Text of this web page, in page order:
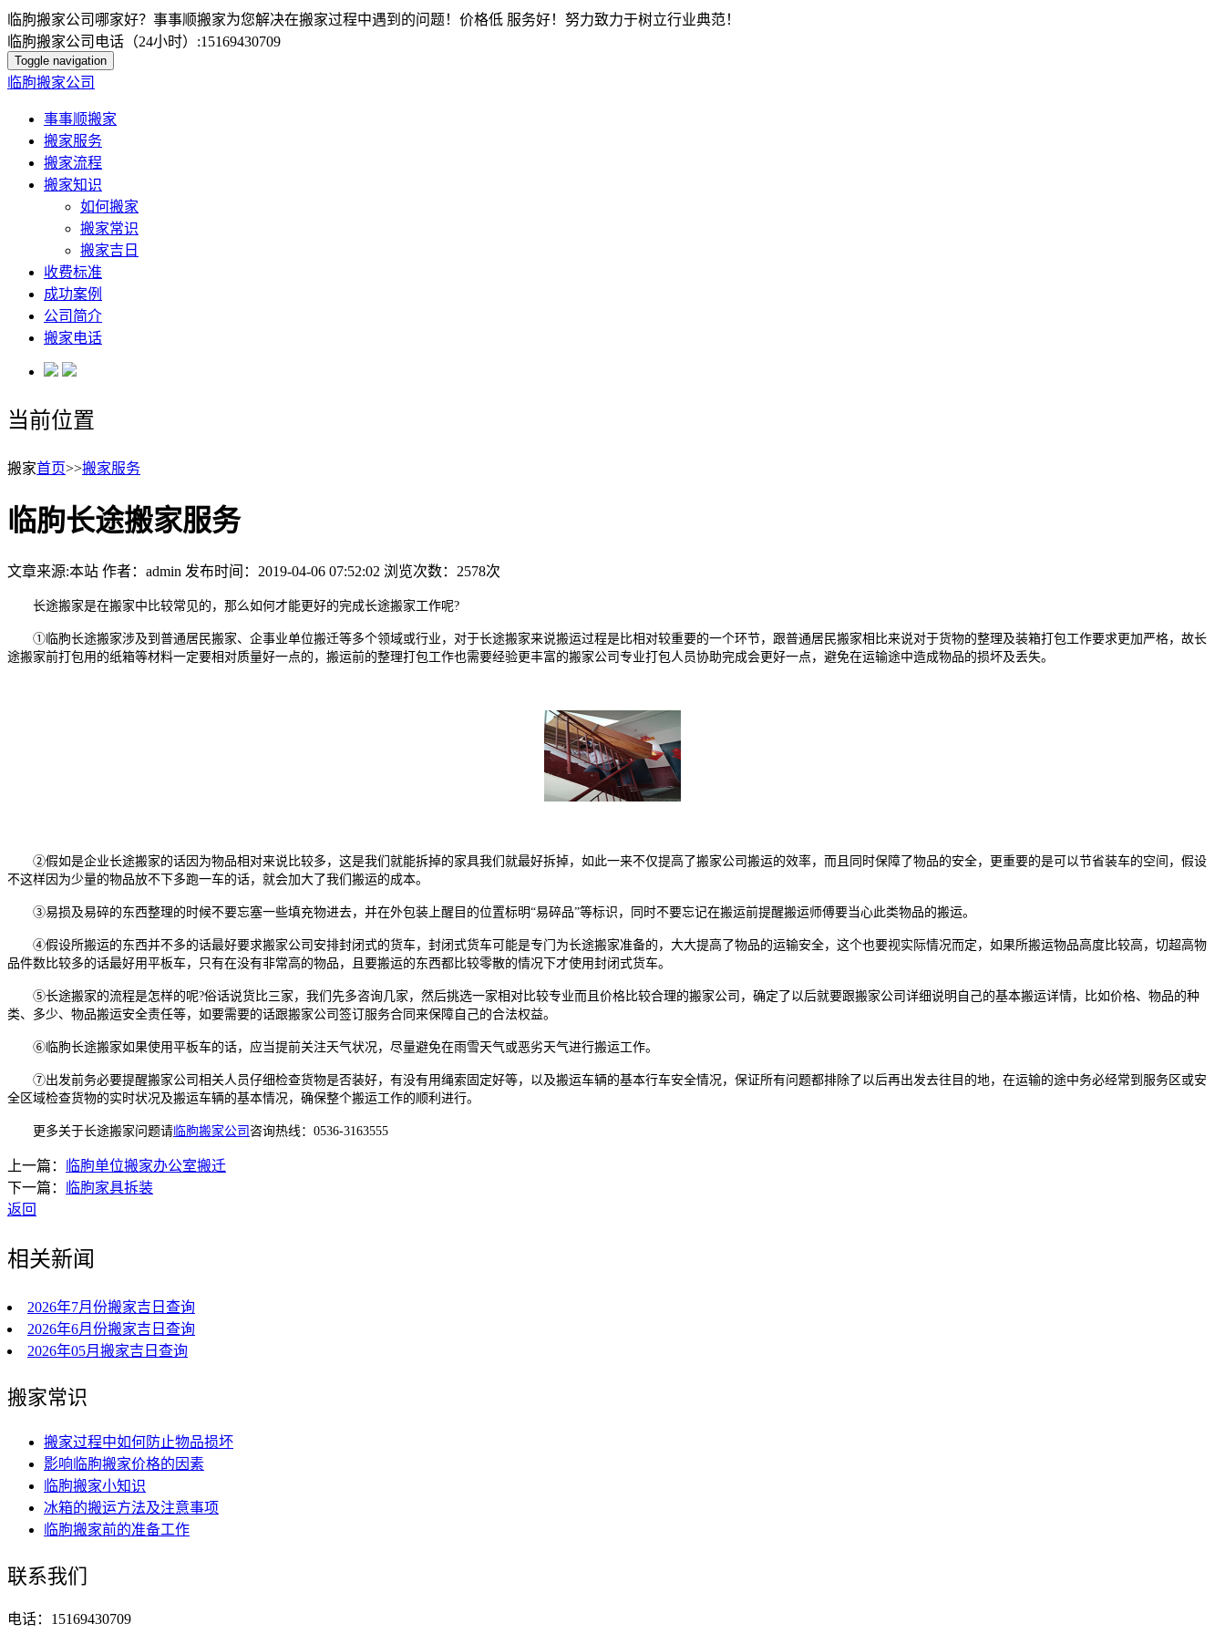
临朐搬家公司哪家好？事事顺搬家为您解决在搬家过程中遇到的问题！价格低 服务好！努力致力于树立行业典范！
临朐搬家公司电话（24小时）:15169430709
Toggle navigation
临朐搬家公司
事事顺搬家
搬家服务
搬家流程
搬家知识
如何搬家
搬家常识
搬家吉日
收费标准
成功案例
公司简介
搬家电话
当前位置
搬家首页>>搬家服务
临朐长途搬家服务
文章来源:本站 作者：admin 发布时间：2019-04-06 07:52:02 浏览次数：2578次
长途搬家是在搬家中比较常见的，那么如何才能更好的完成长途搬家工作呢?
①临朐长途搬家涉及到普通居民搬家、企事业单位搬迁等多个领域或行业，对于长途搬家来说搬运过程是比相对较重要的一个环节，跟普通居民搬家相比来说对于货物的整理及装箱打包工作要求更加严格，故长
途搬家前打包用的纸箱等材料一定要相对质量好一点的，搬运前的整理打包工作也需要经验更丰富的搬家公司专业打包人员协助完成会更好一点，避免在运输途中造成物品的损坏及丢失。
②假如是企业长途搬家的话因为物品相对来说比较多，这是我们就能拆掉的家具我们就最好拆掉，如此一来不仅提高了搬家公司搬运的效率，而且同时保障了物品的安全，更重要的是可以节省装车的空间，假设
不这样因为少量的物品放不下多跑一车的话，就会加大了我们搬运的成本。
③易损及易碎的东西整理的时候不要忘塞一些填充物进去，并在外包装上醒目的位置标明“易碎品”等标识，同时不要忘记在搬运前提醒搬运师傅要当心此类物品的搬运。
④假设所搬运的东西并不多的话最好要求搬家公司安排封闭式的货车，封闭式货车可能是专门为长途搬家准备的，大大提高了物品的运输安全，这个也要视实际情况而定，如果所搬运物品高度比较高，切超高物
品件数比较多的话最好用平板车，只有在没有非常高的物品，且要搬运的东西都比较零散的情况下才使用封闭式货车。
⑤长途搬家的流程是怎样的呢?俗话说货比三家，我们先多咨询几家，然后挑选一家相对比较专业而且价格比较合理的搬家公司，确定了以后就要跟搬家公司详细说明自己的基本搬运详情，比如价格、物品的种
类、多少、物品搬运安全责任等，如要需要的话跟搬家公司签订服务合同来保障自己的合法权益。
⑥临朐长途搬家如果使用平板车的话，应当提前关注天气状况，尽量避免在雨雪天气或恶劣天气进行搬运工作。
⑦出发前务必要提醒搬家公司相关人员仔细检查货物是否装好，有没有用绳索固定好等，以及搬运车辆的基本行车安全情况，保证所有问题都排除了以后再出发去往目的地，在运输的途中务必经常到服务区或安
全区域检查货物的实时状况及搬运车辆的基本情况，确保整个搬运工作的顺利进行。
更多关于长途搬家问题请 临朐搬家公司 咨询热线：0536-3163555
上一篇：
临朐单位搬家办公室搬迁
下一篇：
临朐家具拆装
返回
相关新闻
2026年7月份搬家吉日查询
2026年6月份搬家吉日查询
2026年05月搬家吉日查询
搬家常识
搬家过程中如何防止物品损坏
影响临朐搬家价格的因素
临朐搬家小知识
冰箱的搬运方法及注意事项
临朐搬家前的准备工作
联系我们
电话：15169430709